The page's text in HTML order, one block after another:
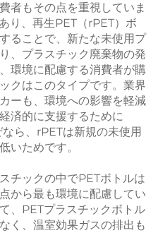
者もその点を重視していま
り、再生PET（rPET）ボ
ることで、新たな未使用プ
、プラスチック廃棄物の発
環境に配慮する消費者が購
クはこのタイプです。業界
ーも、環境への影響を軽減
済的に支援するために
ら、rPETは新規の未使用
いためです。
チックの中でPETボトルは
から最も環境に配慮してい
、PETプラスチックボトル
く、温室効果ガスの排出も